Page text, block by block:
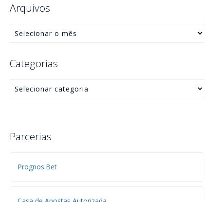
Arquivos
Categorias
Parcerias
Prognos.Bet